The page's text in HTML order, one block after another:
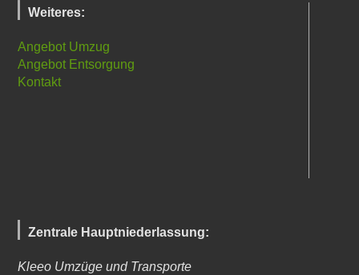
Weiteres:
Angebot Umzug
Angebot Entsorgung
Kontakt
Zentrale Hauptniederlassung:
Kleeo Umzüge und Transporte